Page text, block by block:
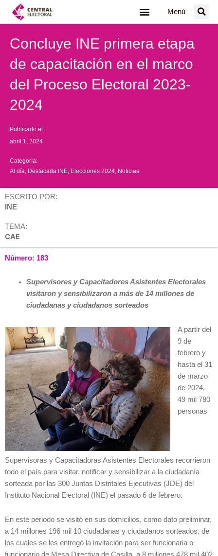
Menú
Concluye INE primera etapa
de capacitación en el marco
del Proceso Electoral 2023-
2024
Publicado el:
abril 1, 2024
Categoría:
Al día Destacada INE Elecciones 2024 Noticias
ESCRITO POR:
INE
TEMA:
CAE
Número: 183
Supervisores y Capacitadores Asistentes Electorales
visitaron y sensibilizaron a más de 14 millones de
ciudadanas y ciudadanos sorteados
A partir del
9 de
febrero y
hasta el 31
de marzo
de 2024,
49 mil 780
personas
Supervisoras y Capacitadoras Asistentes Electorales recorrieron
todo el país para visitar, notificar y sensibilizar a la ciudadanía
sorteada por las 300 Juntas Distritales Ejecutivas (JDE) del
Instituto Nacional Electoral (INE) el pasado 6 de febrero.
En este periodo se visitó en sus domicilios, como dato preliminar,
a 14 millones 196 mil 10 ciudadanas y ciudadanos sorteados, de
los cuales se les entregó la invitación para ser funcionaria o
funcionario de Mesa Directiva de Casilla, a 8 millones 478 mil 402